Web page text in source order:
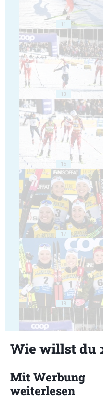
11
13
15
17
19
Wie willst du
Mit Werbung
weiterlesen